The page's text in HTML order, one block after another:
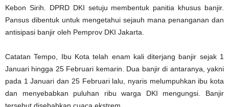
Kebon Sirih. DPRD DKI setuju membentuk panitia khusus banjir.
Pansus dibentuk untuk mengetahui sejauh mana penanganan dan
antisipasi banjir oleh Pemprov DKI Jakarta.
Catatan Tempo, Ibu Kota telah enam kali diterjang banjir sejak 1
Januari hingga 25 Februari kemarin. Dua banjir di antaranya, yakni
pada 1 Januari dan 25 Februari lalu, nyaris melumpuhkan ibu kota
dan menyebabkan puluhan ribu warga DKI mengungsi. Banjir